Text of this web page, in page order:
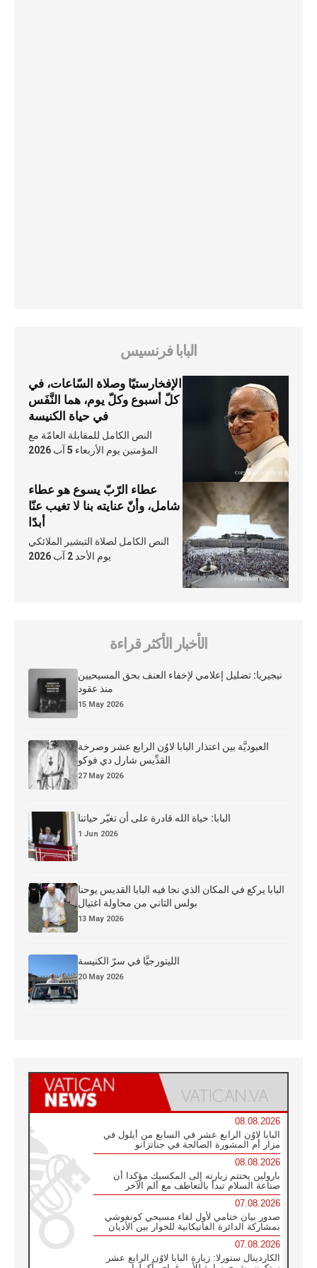
البابا فرنسيس
الإفخارستيّا وصلاة السّاعات، في
كلّ أسبوع وكلّ يوم، هما النَّفَس
في حياة الكنيسة
النص الكامل للمقابلة العامّة مع
المؤمنين يوم الأربعاء 5 آب 2026
عطاء الرّبّ يسوع هو عطاء
شامل، وأنّ عنايته بنا لا تغيب عنّا
أبدًا
النص الكامل لصلاة التبشير الملائكي
يوم الأحد 2 آب 2026
الأخبار الأكثر قراءة
نيجيريا: تضليل إعلامي لإخفاء العنف بحق المسيحيين
منذ عقود
15 May 2026
العبوديَّة بين اعتذار البابا لاوُن الرابع عشر وصرخة
القدِّيس شارل دي فوكو
27 May 2026
البابا: حياة الله قادرة على أن تغيّر حياتنا
1 Jun 2026
البابا يركع في المكان الذي نجا فيه البابا القديس يوحنا
بولس الثاني من محاولة اغتيال
13 May 2026
الليتورجيَّا في سرّ الكنيسة
20 May 2026
08.08.2026
البابا لاوُن الرابع عشر في السابع من أيلول في
مزار أم المشورة الصالحة في جناتزانو
08.08.2026
بارولين يختتم زيارته إلى المكسيك مؤكدا أن
صناعة السلام تبدأ بالتعاطف مع ألم الآخر
07.08.2026
صدور بيان ختامي لأول لقاء مسيحي كونفوشي
بمشاركة الدائرة الفاتيكانية للحوار بين الأديان
07.08.2026
الكاردينال ستورلا: زيارة البابا لاوُن الرابع عشر